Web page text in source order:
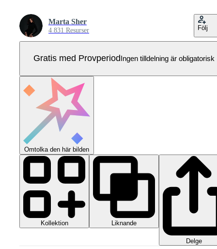
Marta Sher
4 831 Resurser Följ
Gratis med ProvperiodIngen tilldelning är obligatorisk
Omtolka den här bilden
Kollektion Liknande
Delge